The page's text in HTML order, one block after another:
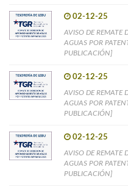
02-12-25
AVISO DE REMATE
AGUAS POR
PUBLICACIÓN]
02-12-25
AVISO DE REMATE
AGUAS POR
PUBLICACIÓN]
02-12-25
AVISO DE REMATE
AGUAS POR
PUBLICACIÓN]